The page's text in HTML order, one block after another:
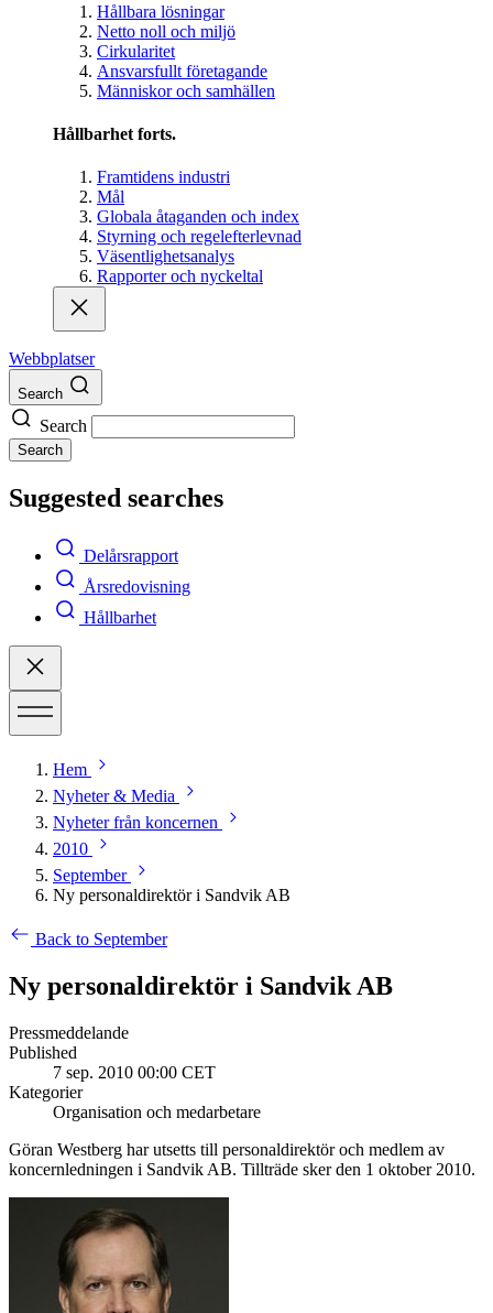
Hållbara lösningar
Netto noll och miljö
Cirkularitet
Ansvarsfullt företagande
Människor och samhällen
Hållbarhet forts.
Framtidens industri
Mål
Globala åtaganden och index
Styrning och regelefterlevnad
Väsentlighetsanalys
Rapporter och nyckeltal
Webbplatser
Search
Search
Search
Suggested searches
Delårsrapport
Årsredovisning
Hållbarhet
Hem
Nyheter & Media
Nyheter från koncernen
2010
September
Ny personaldirektör i Sandvik AB
Back to September
Ny personaldirektör i Sandvik AB
Pressmeddelande
Published
7 sep. 2010 00:00 CET
Kategorier
Organisation och medarbetare
Göran Westberg har utsetts till personaldirektör och medlem av
koncernledningen i Sandvik AB. Tillträde sker den 1 oktober 2010.